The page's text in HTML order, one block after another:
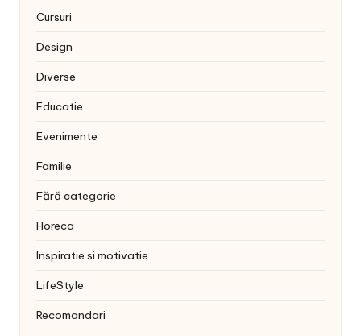
Cursuri
Design
Diverse
Educatie
Evenimente
Familie
Fără categorie
Horeca
Inspiratie si motivatie
LifeStyle
Recomandari